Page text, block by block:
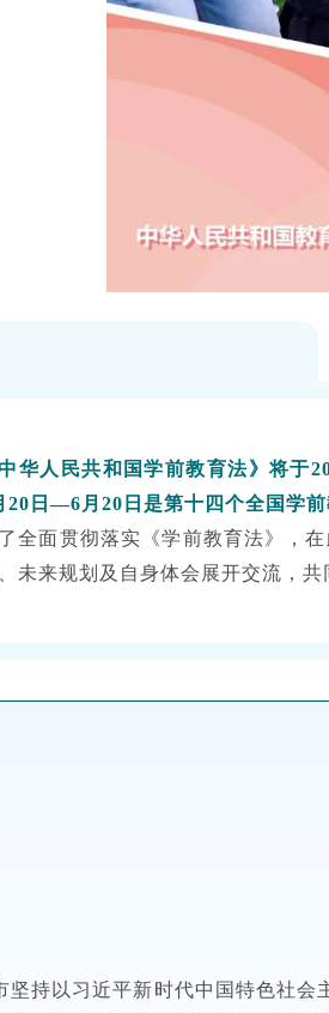
中华人民共和国学前教育法》将于
20日—6月20日是第十四个全国学
全面贯彻落实《学前教育法》，
未来规划及自身体会展开交流，
坚持以习近平新时代中国特色社会